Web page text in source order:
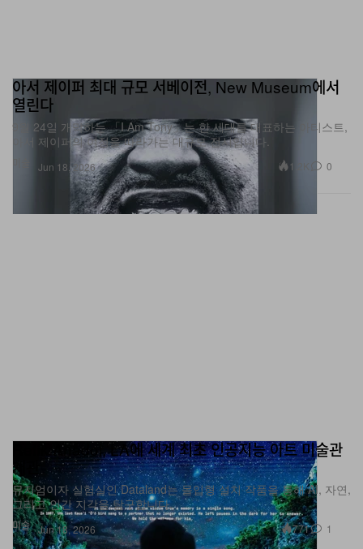
아서 제이퍼 최대 규모 서베이전, New Museum에서
열린다
9월 24일 개막하는 「I Am Tony」는 한 세대를 대표하는 아티스트,
아서 제이퍼의 여정을 따라가는 대규모 전시입니다.
Jun 18, 2026 1.2K 0
미술
Refik Anadol, LA에 세계 최초 인공지능 아트 미술관
개관
뮤지엄이자 실험실인 Dataland는 몰입형 설치 작품을 통해 AI, 자연,
그리고 인간 지각을 탐구합니다.
Jun 18, 2026 771 1